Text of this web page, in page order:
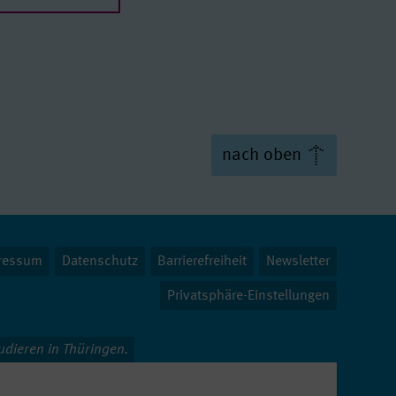
nach oben
Datenschutz Barrierefreiheit Newsletter
Privatsphäre-Einstellungen
in Thüringen.